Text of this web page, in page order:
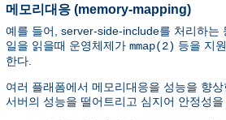
메모리대응 (memory-mapping)
예를 들어, server-side-include를 처리하는
일을 읽을때 운영체제가 mmap(2) 등을 지
한다.
여러 플래폼에서 메모리대응을 성능을 향
서버의 성능을 떨어트리고 심지어 안정성